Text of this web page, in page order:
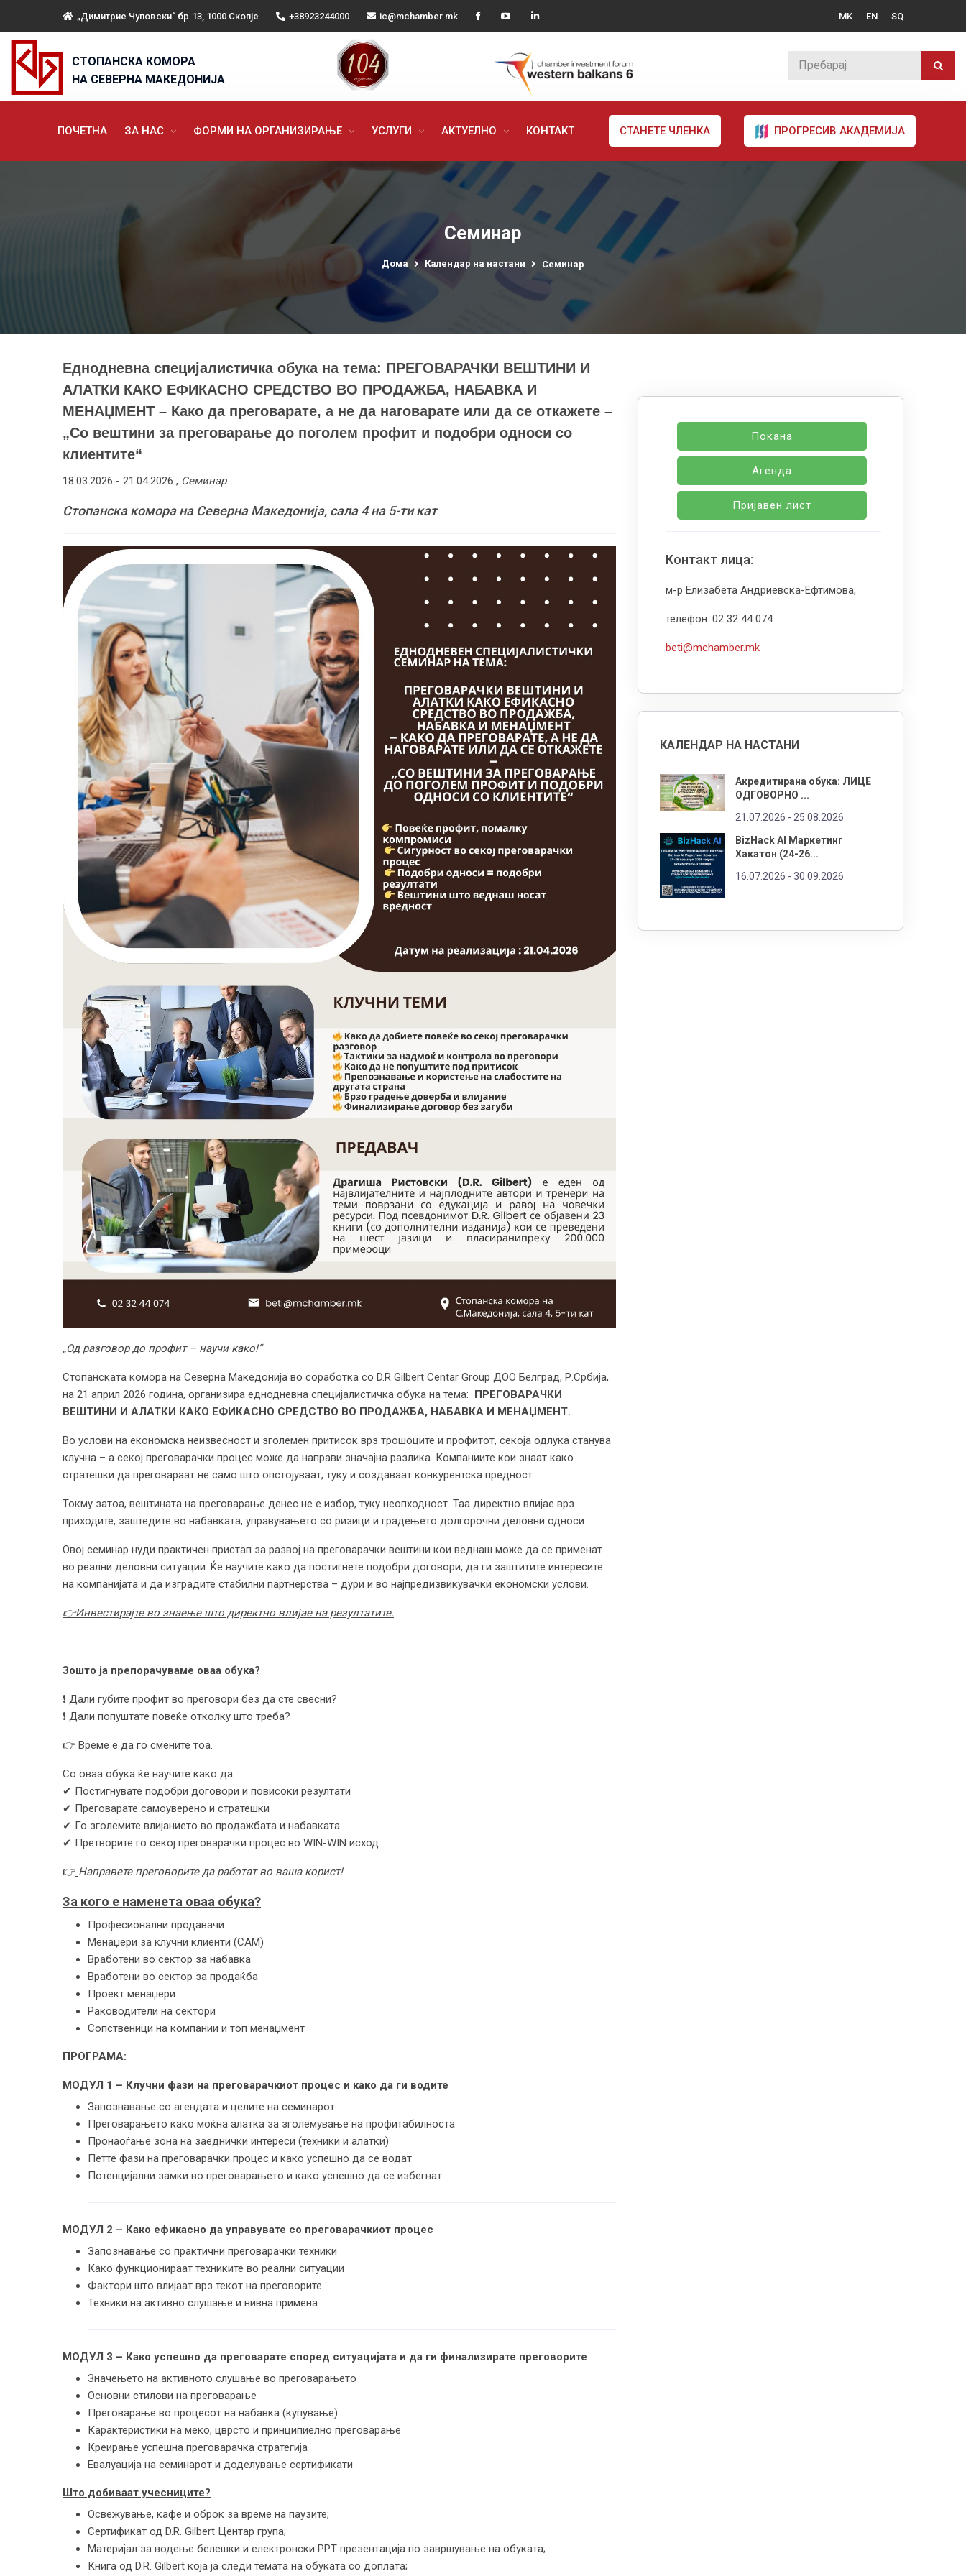
„Димитрие Чуповски“ бр.13, 1000 Скопје +38923244000 ic@mchamber.mk MK EN SQ
СТОПАНСКА КОМОРА
НА СЕВЕРНА МАКЕДОНИЈА
ПОЧЕТНА ЗА НАС ФОРМИ НА ОРГАНИЗИРАЊЕ УСЛУГИ АКТУЕЛНО КОНТАКТ СТАНЕТЕ ЧЛЕНКА ПРОГРЕСИВ АКАДЕМИЈА
Семинар
Дома Календар на настани Семинар
Еднодневна специјалистичка обука на тема: ПРЕГОВАРАЧКИ ВЕШТИНИ И
АЛАТКИ КАКО ЕФИКАСНО СРЕДСТВО ВО ПРОДАЖБА, НАБАВКА И
МЕНАЏМЕНТ – Како да преговарате, а не да наговарате или да се откажете –
„Со вештини за преговарање до поголем профит и подобри односи со
клиентите“
18.03.2026 - 21.04.2026 , Семинар
Стопанска комора на Северна Македонија, сала 4 на 5-ти кат
„Од разговор до профит – научи како!“
Стопанската комора на Северна Македонија во соработка со D.R Gilbert Centar Group ДОО Белград, Р.Србија,
на 21 април 2026 година, организира еднодневна специјалистичка обука на тема: ПРЕГОВАРАЧКИ
ВЕШТИНИ И АЛАТКИ КАКО ЕФИКАСНО СРЕДСТВО ВО ПРОДАЖБА, НАБАВКА И МЕНАЏМЕНТ.
Во услови на економска неизвесност и зголемен притисок врз трошоците и профитот, секоја одлука станува
клучна – а секој преговарачки процес може да направи значајна разлика. Компаниите кои знаат како
стратешки да преговараат не само што опстојуваат, туку и создаваат конкурентска предност.
Токму затоа, вештината на преговарање денес не е избор, туку неопходност. Таа директно влијае врз
приходите, заштедите во набавката, управувањето со ризици и градењето долгорочни деловни односи.
Овој семинар нуди практичен пристап за развој на преговарачки вештини кои веднаш може да се применат
во реални деловни ситуации. Ќе научите како да постигнете подобри договори, да ги заштитите интересите
на компанијата и да изградите стабилни партнерства – дури и во најпредизвикувачки економски услови.
👉Инвестирајте во знаење што директно влијае на резултатите.
Зошто ја препорачуваме оваа обука?
❗ Дали губите профит во преговори без да сте свесни?
❗ Дали попуштате повеќе отколку што треба?
👉 Време е да го смените тоа.
Со оваа обука ќе научите како да:
✔ Постигнувате подобри договори и повисоки резултати
✔ Преговарате самоуверено и стратешки
✔ Го зголемите влијанието во продажбата и набавката
✔ Претворите го секој преговарачки процес во WIN-WIN исход
👉 Направете преговорите да работат во ваша корист!
За кого е наменета оваа обука?
Професионални продавачи
Менаџери за клучни клиенти (CAM)
Вработени во сектор за набавка
Вработени во сектор за продаќба
Проект менаџери
Раководители на сектори
Сопственици на компании и топ менаџмент
ПРОГРАМА:
МОДУЛ 1 – Клучни фази на преговарачкиот процес и како да ги водите
Запознавање со агендата и целите на семинарот
Преговарањето како моќна алатка за зголемување на профитабилноста
Пронаоѓање зона на заеднички интереси (техники и алатки)
Петте фази на преговарачки процес и како успешно да се водат
Потенцијални замки во преговарањето и како успешно да се избегнат
МОДУЛ 2 – Како ефикасно да управувате со преговарачкиот процес
Запознавање со практични преговарачки техники
Како функционираат техниките во реални ситуации
Фактори што влијаат врз текот на преговорите
Техники на активно слушање и нивна примена
МОДУЛ 3 – Како успешно да преговарате според ситуацијата и да ги финализирате преговорите
Значењето на активното слушање во преговарањето
Основни стилови на преговарање
Преговарање во процесот на набавка (купување)
Карактеристики на меко, цврсто и принципиелно преговарање
Креирање успешна преговарачка стратегија
Евалуација на семинарот и доделување сертификати
Што добиваат учесниците?
Освежување, кафе и оброк за време на паузите;
Сертификат од D.R. Gilbert Центар група;
Материјал за водење белешки и електронски PPT презентација по завршување на обуката;
Книга од D.R. Gilbert која ја следи темата на обуката со доплата;
Покана
Агенда
Пријавен лист
Контакт лица:
м-р Елизабета Андриевска-Ефтимова,
телефон: 02 32 44 074
beti@mchamber.mk
КАЛЕНДАР НА НАСТАНИ
Акредитирана обука: ЛИЦЕ
ОДГОВОРНО ...
21.07.2026 - 25.08.2026
BizHack AI Маркетинг
Хакатон (24-26...
16.07.2026 - 30.09.2026